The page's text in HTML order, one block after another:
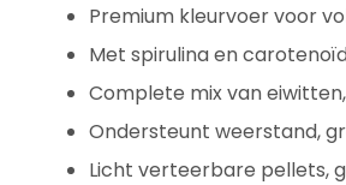
Premium kleurvoer voor
Met spirulina en
Complete mix van
Ondersteunt weerstand,
Licht verteerbare pellets,